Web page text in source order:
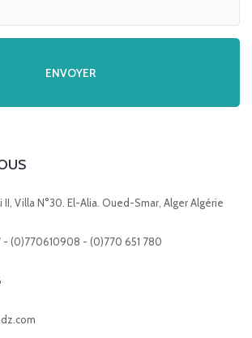
II, Villa N°30. El-Alia. Oued-Smar, Alger Algérie
- (0)770610908 - (0)770 651 780